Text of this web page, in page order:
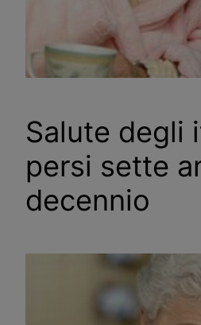
Salute degli
persi sette
decennio